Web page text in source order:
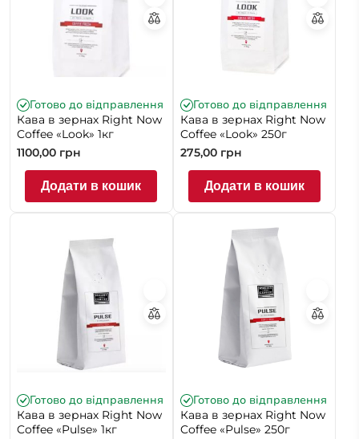
Готово до відправлення
Кава в зернах Right Now
Coffee «Look» 1кг
1100,00 грн
Додати в кошик
Готово до відправлення
Кава в зернах Right Now
Coffee «Look» 250г
275,00 грн
Додати в кошик
Готово до відправлення
Кава в зернах Right Now
Coffee «Pulse» 1кг
Готово до відправлення
Кава в зернах Right Now
Coffee «Pulse» 250г